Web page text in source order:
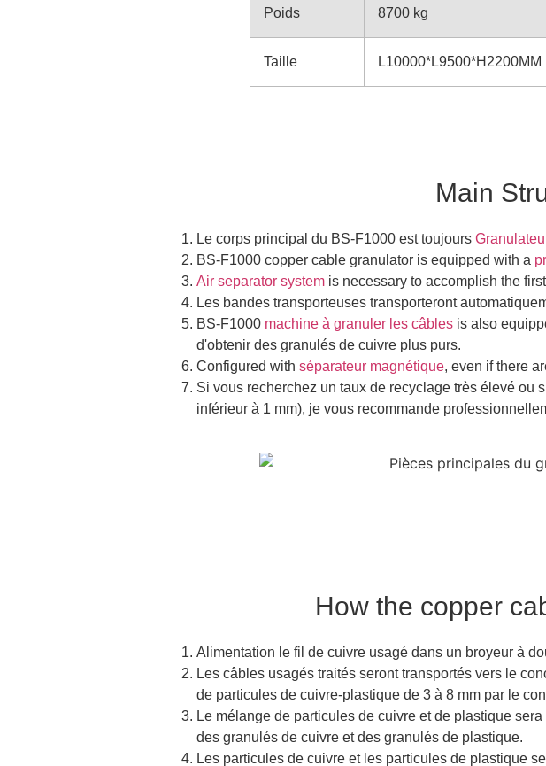
Poids 8700 kg
Taille L10000*L9500*H2200MM
Main
Le corps principal du BS-F1000 est toujours
BS-F1000 copper cable granulator is equipped with a
Air separator system is necessary to accomplish the
Les bandes transporteuses transporteront
BS-F1000 machine à granuler les câbles is also
d'obtenir des granulés de cuivre plus purs.
Configured with séparateur magnétique, even if there
Si vous recherchez un taux de recyclage très élevé ou
inférieur à 1 mm), je vous recommande
How the copper
Alimentation le fil de cuivre usagé dans un broyeur à
Les câbles usagés traités seront transportés vers le
de particules de cuivre-plastique de 3 à 8 mm par le
Le mélange de particules de cuivre et de plastique
des granulés de cuivre et des granulés de plastique.
Les particules de cuivre et les particules de plastique